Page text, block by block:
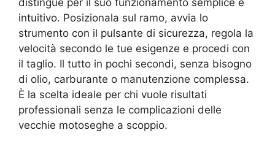
intuitivo. Posizionala sul ramo, avvia lo
strumento con il pulsante di sicurezza, regola la
velocità secondo le tue esigenze e procedi con
il taglio. Il tutto in pochi secondi, senza bisogno
di olio, carburante o manutenzione complessa.
È la scelta ideale per chi vuole risultati
professionali senza le complicazioni delle
vecchie motoseghe a scoppio.